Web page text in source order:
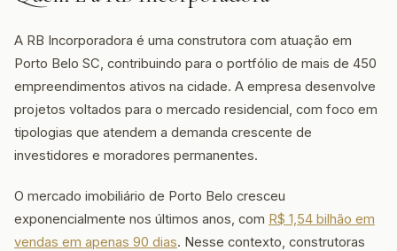
A RB Incorporadora é uma construtora com atuação em
Porto Belo SC, contribuindo para o portfólio de mais de 450
empreendimentos ativos na cidade. A empresa desenvolve
projetos voltados para o mercado residencial, com foco em
tipologias que atendem a demanda crescente de
investidores e moradores permanentes.
O mercado imobiliário de Porto Belo cresceu
exponencialmente nos últimos anos, com R$ 1,54 bilhão em
vendas em apenas 90 dias. Nesse contexto, construtoras